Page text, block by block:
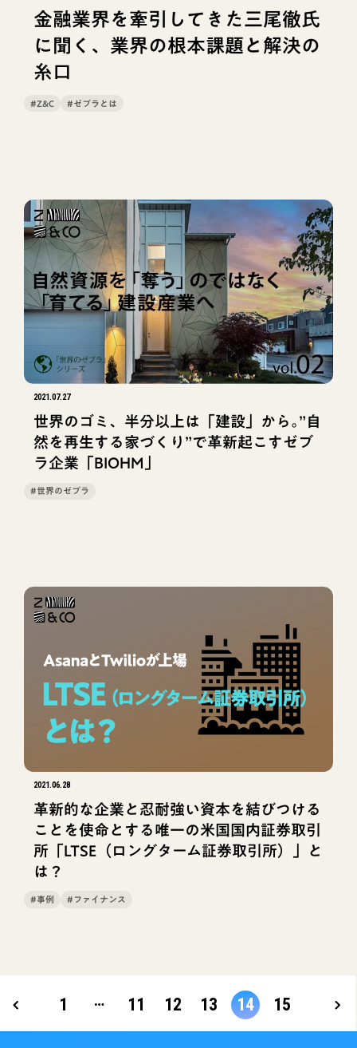
金融業界を牽引してきた三尾徹氏
に聞く、業界の根本課題と解決の
糸口
#Z&C #ゼブラとは
2021.07.27
世界のゴミ、半分以上は「建設」から｡”自
然を再生する家づくり”で革新起こすゼブ
ラ企業「BIOHM」
#世界のゼブラ
2021.06.28
革新的な企業と忍耐強い資本を結びつける
ことを使命とする唯一の米国国内証券取引
所「LTSE（ロングターム証券取引所）」と
は？
#事例 #ファイナンス
1 … 11 12 13 14 15